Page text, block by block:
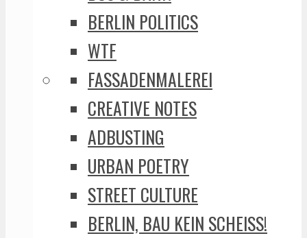
BERLIN POLITICS
WTF
FASSADENMALEREI
CREATIVE NOTES
ADBUSTING
URBAN POETRY
STREET CULTURE
BERLIN, BAU KEIN SCHEISS!